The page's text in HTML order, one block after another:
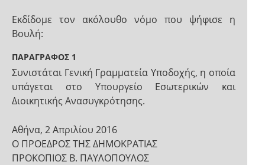
Εκδίδομε τον ακόλουθο νόμο που ψήφισε η
Βουλή:
ΠΑΡΑΓΡΑΦΟΣ 1
Συνιστάται Γενική Γραμματεία Υποδοχής, η οποία
υπάγεται στο Υπουργείο Εσωτερικών και
Διοικητικής Ανασυγκρότησης.
Αθήνα, 2 Απριλίου 2016
Ο ΠΡΟΕΔΡΟΣ ΤΗΣ ΔΗΜΟΚΡΑΤΙΑΣ
ΠΡΟΚΟΠΙΟΣ Β. ΠΑΥΛΟΠΟΥΛΟΣ